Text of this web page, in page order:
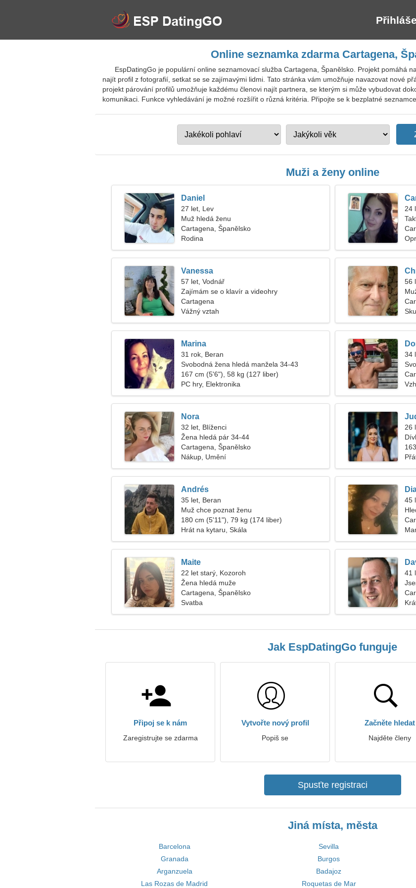
Online seznamka zdarma Cartagena,
EspDatingGo je populární online seznamovací služba Cartagena, Španělsko. Projekt pomáhá
najít profil z fotografií, setkat se se zajímavými lidmi. Tato stránka vám umožňuje navazovat nové
projekt párování profilů umožňuje každému členovi najít partnera, se kterým si může vybudovat
komunikaci. Funkce vyhledávání je možné rozšířit o různá kritéria. Připojte se k bezplatné
Muži a ženy online
Daniel
27 let, Lev
Muž hledá ženu
Cartagena, Španělsko
Rodina
24
Vanessa
57 let, Vodnář
Zajímám se o klavír a videohry
Cartagena
Vážný vztah
56
Marina
31 rok, Beran
Svobodná žena hledá manžela 34-43
167 cm (5'6"), 58 kg (127 liber)
PC hry, Elektronika
34
Nora
32 let, Blíženci
Žena hledá pár 34-44
Cartagena, Španělsko
Nákup, Umění
26
Andrés
35 let, Beran
Muž chce poznat ženu
180 cm (5'11"), 79 kg (174 liber)
Hrát na kytaru, Skála
45
Maite
22 let starý, Kozoroh
Žena hledá muže
Cartagena, Španělsko
Svatba
41
Jak EspDatingGo funguje
Připoj se k nám
Zaregistrujte se zdarma
Vytvořte nový profil
Popiš se
Začněte hledat
Najděte členy
Spusťte registraci
Jiná místa, města
Barcelona Sevilla
Granada
Burgos
Arganzuela
Badajoz
Las Rozas de Madrid
Roquetas de Mar